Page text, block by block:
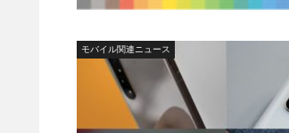
モバイル関連ニュース